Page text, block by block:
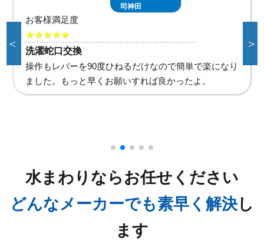
2026/07/31
山口県下関市長府中六波町にトイレの交換でお伺いし
ました
2026/07/31
山口県防府市台道に洗面蛇口の交換でお伺いしました
2026/07/31
山口県岩国市玖珂町へ屋外の排水詰まりでお伺いいた
しました
山口県岩国市岩国へ洋式トイレの交換でお伺いいたし
末鞍馬
お客様満足度
★★★★★
台所蛇口交換
レバーの上げ下げが逆になったけどすぐ慣れるし、新
しくなって良かった。兄弟にもオススメするね。
＜ ＞
水まわりならお任せください
どんなメーカーでも素早く解決し
ます